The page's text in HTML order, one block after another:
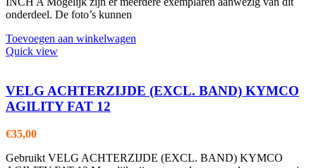
onderdeel. De foto’s kunnen
Toevoegen aan winkelwagen
Quick view
VELG ACHTERZIJDE (EXCL. BAND) KYMCO
AGILITY FAT 12
€35,00
Gebruikt VELG ACHTERZIJDE (EXCL. BAND) KYMCO